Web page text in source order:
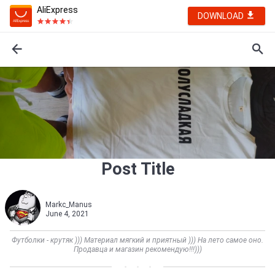
AliExpress
DOWNLOAD
Post Title
Markc_Manus
June 4, 2021
Футболки - крутяк ))) Материал мягкий и приятный ))) На лето самое оно.
Продавца и магазин рекомендую!!!)))